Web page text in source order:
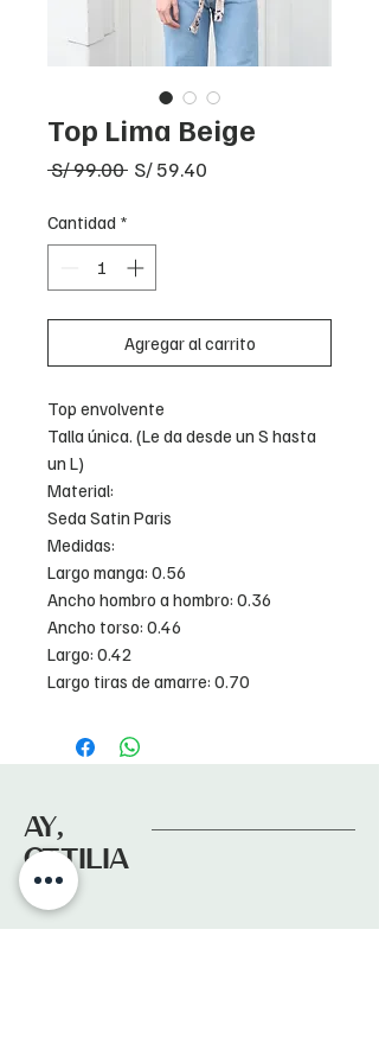
Top Lima Beige
S/ 99.00 Precio
S/ 59.40
Cantidad *
Agregar al carrito
Top envolvente
Talla única. (Le da desde un S hasta
un L)
Material:
Seda Satin Paris
Medidas:
Largo manga: 0.56
Ancho hombro a hombro: 0.36
Ancho torso: 0.46
Largo: 0.42
Largo tiras de amarre: 0.70
AY,
OTTILIA